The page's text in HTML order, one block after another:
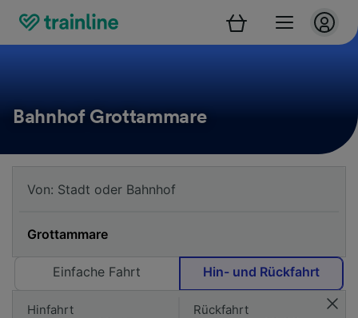
Bahnhof Grottammare
Einfache Fahrt Hin- und Rückfahrt
Hinfahrt Rückfahrt